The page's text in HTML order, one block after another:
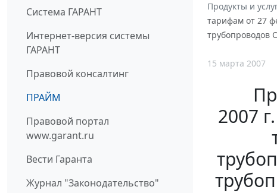
Система ГАРАНТ
Интернет-версия системы
ГАРАНТ
Правовой консалтинг
ПРАЙМ
Правовой портал
www.garant.ru
Вести Гаранта
Журнал "Законодательство"
Продукты и
тарифам от 27
трубопроводов
15 марта 2007
2007